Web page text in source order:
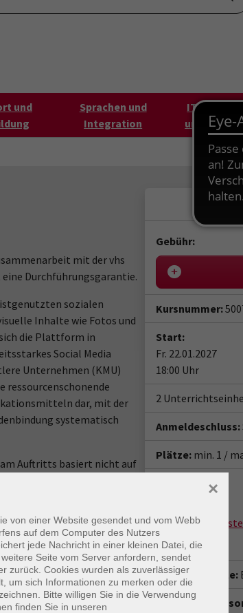
und
Sprachen und
Integration
IT, Arbeit
und Beruf
mit der vhs
Durchführungsgarantie.
sozialen
Inhalte wie Fotos und
die Plattform in
Social Media
Unternehmen (KMU)
dar, mit der
systematisch
Auftritts basiert nicht auf
Trends, ein konsistentes
Ansatz, der
Erst durch die
entsteht eine
Einsatz von
Gebühr:
Kursnummer:
Start:
Fr. 22.01.2027
18:00 Uhr
2
Anmeldeschluss:
Plätze: min. 1 /
Geschäftsstelle:
von einer Website gesendet und vom Webb
auf dem Computer des Nutzers
jede Nachricht in einer kleinen Datei, die
Seite vom Server anfordern, sendet
zurück. Cookies wurden als zuverlässiger
um sich Informationen zu merken oder die
Bitte willigen Sie in die Verwendung
finden Sie in unseren
×